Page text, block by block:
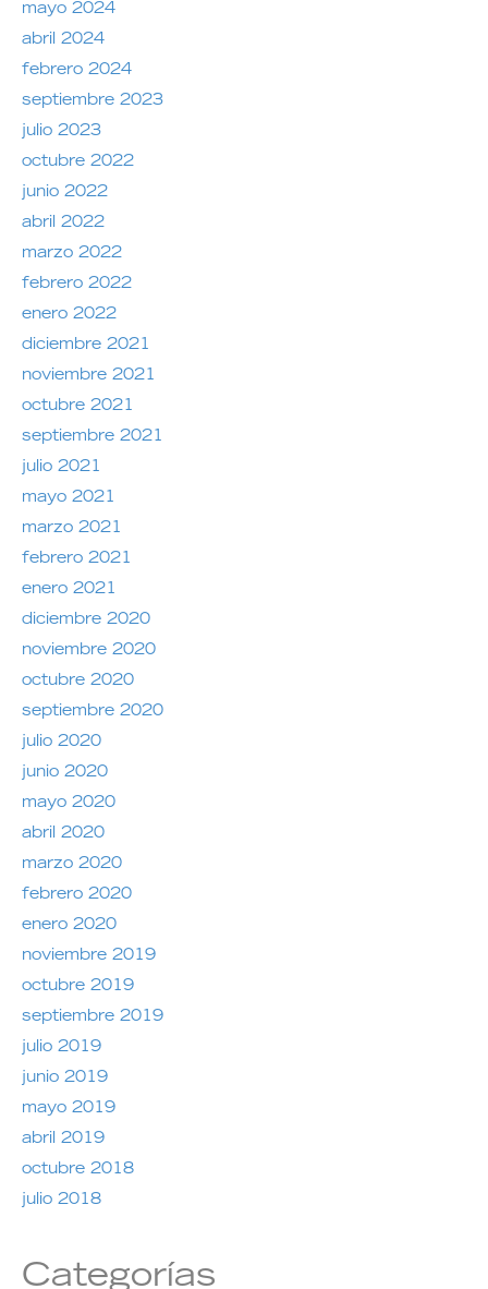
mayo 2024
abril 2024
febrero 2024
septiembre 2023
julio 2023
octubre 2022
junio 2022
abril 2022
marzo 2022
febrero 2022
enero 2022
diciembre 2021
noviembre 2021
octubre 2021
septiembre 2021
julio 2021
mayo 2021
marzo 2021
febrero 2021
enero 2021
diciembre 2020
noviembre 2020
octubre 2020
septiembre 2020
julio 2020
junio 2020
mayo 2020
abril 2020
marzo 2020
febrero 2020
enero 2020
noviembre 2019
octubre 2019
septiembre 2019
julio 2019
junio 2019
mayo 2019
abril 2019
octubre 2018
julio 2018
Categorías